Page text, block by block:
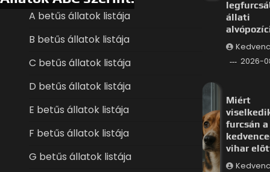
A betűs állatok listája
B betűs állatok listája
C betűs állatok listája
D betűs állatok listája
E betűs állatok listája
F betűs állatok listája
G betűs állatok listája
állati
2026-
Miért
furcsán a
vihar